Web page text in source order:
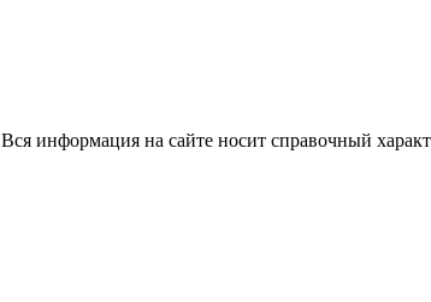
Вся информация на сайте носит справочный